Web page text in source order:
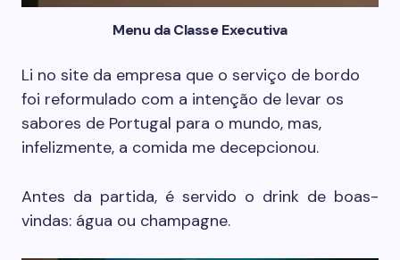
Menu da Classe Executiva
Li no site da empresa que o serviço de bordo
foi reformulado com a intenção de levar os
sabores de Portugal para o mundo, mas,
infelizmente, a comida me decepcionou.
Antes da partida, é servido o drink de boas-
vindas: água ou champagne.